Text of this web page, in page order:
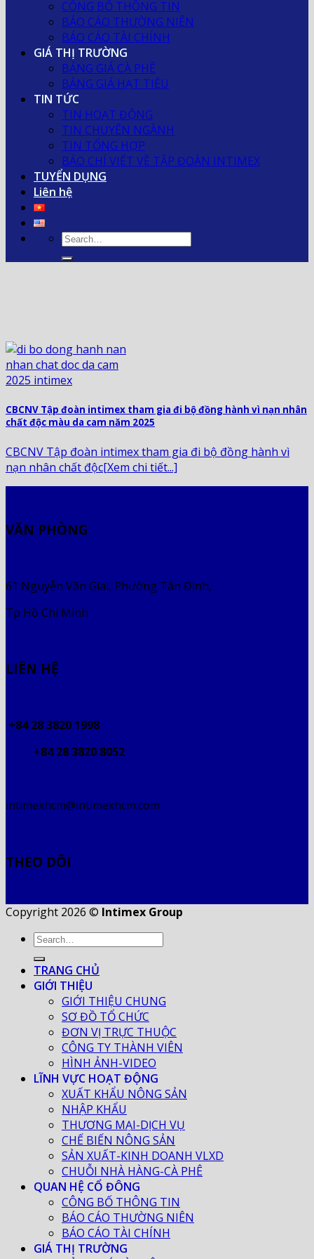
CÔNG BỐ THÔNG TIN
BÁO CÁO THƯỜNG NIÊN
BÁO CÁO TÀI CHÍNH
GIÁ THỊ TRƯỜNG
BẢNG GIÁ CÀ PHÊ
BẢNG GIÁ HẠT TIÊU
TIN TỨC
TIN HOẠT ĐỘNG
TIN CHUYÊN NGÀNH
TIN TỔNG HỢP
BÁO CHÍ VIẾT VỀ TẬP ĐOÀN INTIMEX
TUYỂN DỤNG
Liên hệ
CBCNV Tập đoàn intimex tham gia đi bộ đồng hành vì nạn nhân
chất độc màu da cam năm 2025
CBCNV Tập đoàn intimex tham gia đi bộ đồng hành vì
nạn nhân chất độc[Xem chi tiết...]
VĂN PHÒNG
61 Nguyễn Văn Giai, Phường Tân Định,
Tp Hồ Chí Minh
LIÊN HỆ
+84 28 3820 1998
+84 28 3820 8052
intimexhcm@intimexhcm.com
THEO DÕI
Copyright 2026 © Intimex Group
TRANG CHỦ
GIỚI THIỆU
GIỚI THIỆU CHUNG
SƠ ĐỒ TỔ CHỨC
ĐƠN VỊ TRỰC THUỘC
CÔNG TY THÀNH VIÊN
HÌNH ẢNH-VIDEO
LĨNH VỰC HOẠT ĐỘNG
XUẤT KHẨU NÔNG SẢN
NHẬP KHẨU
THƯƠNG MẠI-DỊCH VỤ
CHẾ BIẾN NÔNG SẢN
SẢN XUẤT-KINH DOANH VLXD
CHUỖI NHÀ HÀNG-CÀ PHÊ
QUAN HỆ CỔ ĐÔNG
CÔNG BỐ THÔNG TIN
BÁO CÁO THƯỜNG NIÊN
BÁO CÁO TÀI CHÍNH
GIÁ THỊ TRƯỜNG